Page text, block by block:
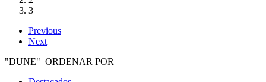
3
Previous
Next
"DUNE" ORDENAR POR